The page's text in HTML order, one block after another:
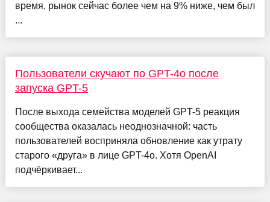
время, рынок сейчас более чем на 9% ниже, чем был
...
Пользователи скучают по GPT-4o после
запуска GPT-5
После выхода семейства моделей GPT-5 реакция
сообщества оказалась неоднозначной: часть
пользователей восприняла обновление как утрату
старого «друга» в лице GPT-4o. Хотя OpenAI
подчёркивает...